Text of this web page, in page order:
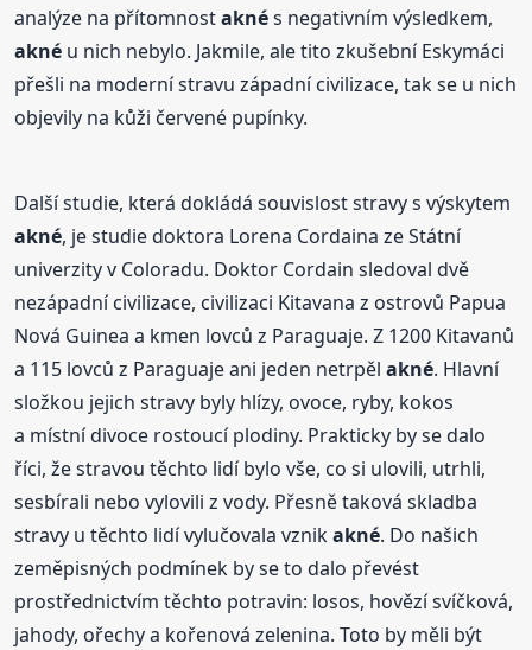
analýze na přítomnostaknés negativním výsledkem,
akné u nich nebylo. Jakmile, ale tito zkušební Eskymáci
přešli na moderní stravu západní civilizace, tak se u nich
objevily na kůži červené pupínky.
Další studie, která dokládá souvislost stravy s výskytem
akné, je studie doktora Lorena Cordaina ze Státní
univerzity v Coloradu. Doktor Cordain sledoval dvě
nezápadní civilizace, civilizaci Kitavana z ostrovů Papua
Nová Guinea a kmen lovců z Paraguaje. Z 1200 Kitavanů
a 115 lovců z Paraguaje ani jeden netrpělakné. Hlavní
složkou jejich stravy byly hlízy, ovoce, ryby, kokos
a místní divoce rostoucí plodiny. Prakticky by se dalo
říci, že stravou těchto lidí bylo vše, co si ulovili, utrhli,
sesbírali nebo vylovili z vody. Přesně taková skladba
stravy u těchto lidí vylučovala vznikakné. Do našich
zeměpisných podmínek by se to dalo převést
prostřednictvím těchto potravin: losos, hovězí svíčková,
jahody, ořechy a kořenová zelenina. Toto by měli být